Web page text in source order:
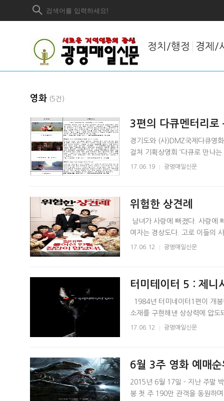
정치/행정 경제/
영화 (5건)
3편의 다큐멘터리로
경기도와 (사)DMZ국제다큐영
걸쳐 기획상영회 ‘다큐로 만나
다. DMZ국제다큐영화제의 기
17.06.19 | 광명매일신문
위험한 상견례
남녀가 사랑에 빠졌다. 사랑에
여자는 경상도다. 고로 이들의
있을까. 국경, 나이, 심지어 요
17.06.12 | 광명매일신문
터미테이터 5 : 제니
1984년 터미네이터1편이 개
소재를 구현해낸 상상력에 압도
다는 내용은 조물주인 신을 배
17.06.12 | 광명매일신문
6월 3주 영화 예매
2015년 6월 17일 - 지난 주말
봉 첫 주 190만 관객을 동원하